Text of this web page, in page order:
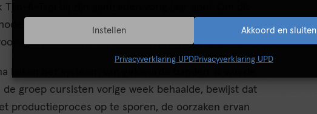
Akkoord en sluiten
Instellen
Privacyverklaring UPDPrivacyverklaring UPD
A-Tsoi bij zijn aantreden vorig jaar april. Om dit
Lean Six Sigma bij CBS in te voeren. Deze
autoproducent Toyota en chipfabriek Motorola.
keken het systeem van gekleurde banden af van de
groep cursisten vorige week behaalde, bewijst dat
productieproces op te sporen, de oorzaken ervan